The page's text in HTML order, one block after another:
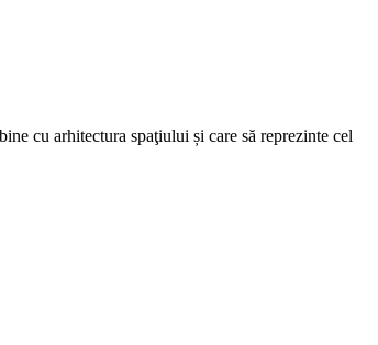
cu arhitectura spaţiului și care să reprezinte cel